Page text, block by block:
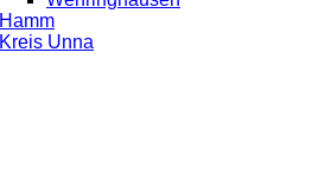
Hamm
Kreis Unna